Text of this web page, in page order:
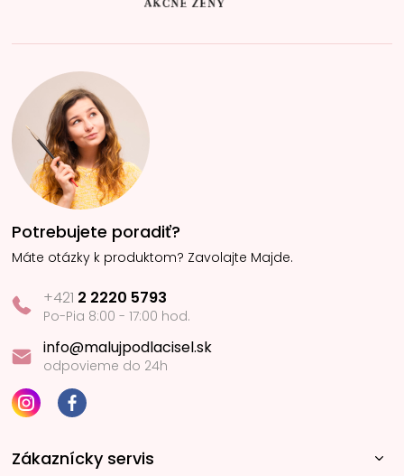
Potrebujete poradiť?
Máte otázky k produktom? Zavolajte Majde.
+421 2 2220 5793
Po-Pia 8:00 - 17:00 hod.
info@malujpodlacisel.sk
odpovieme do 24h
Zákaznícky servis